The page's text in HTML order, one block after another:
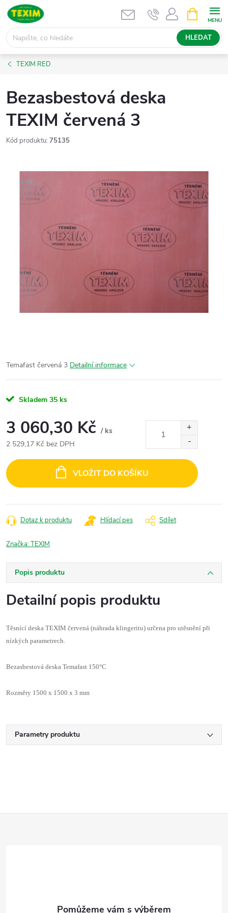
Přejít
obsah
HLEDAT
NÁKUPNÍ
KOŠÍK
TEXIM RED
Bezasbestová deska
TEXIM červená 3
Kód produktu: 75135
Temafast červená 3 Detailní informace
Skladem 35 ks
3 060,30 Kč / ks
2 529,17 Kč bez DPH
cena:
VLOŽIT DO KOŠÍKU
Dotaz k produktu Hlídací pes Sdílet
Značka:TEXIM
Popis produktu
Detailní popis produktu
Těsnící deska TEXIM červená (náhrada klingeritu) určena pro utěsnění při
nízkých parametrech.
Bezasbestová deska Temafast 150°C
Rozměry 1500 x 1500 x 3 mm
Parametry produktu